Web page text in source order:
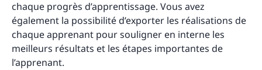
chaque progrès d’apprentissage. Vous avez
également la possibilité d’exporter les réalisations de
chaque apprenant pour souligner en interne les
meilleurs résultats et les étapes importantes de
l’apprenant.